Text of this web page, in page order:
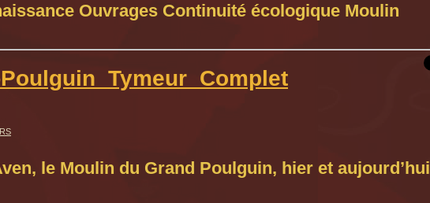
Ouvrages Continuité écologique Moulin
le Moulin du Grand Poulguin, hier et aujourd’hui